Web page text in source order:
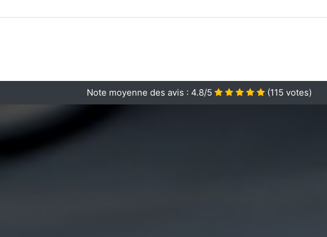
Note moyenne des avis : 4.8/5 (115 votes)